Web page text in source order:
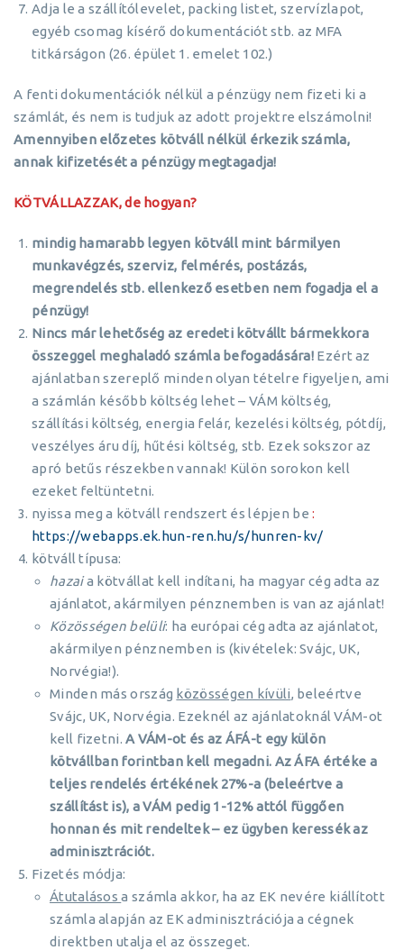
Adja le a szállítólevelet, packing listet, szervízlapot,
egyéb csomag kísérő dokumentációt stb. az MFA
titkárságon (26. épület 1. emelet 102.)
A fenti dokumentációk nélkül a pénzügy nem fizeti ki a
számlát, és nem is tudjuk az adott projektre elszámolni!
Amennyiben előzetes kötváll nélkül érkezik számla,
annak kifizetését a pénzügy megtagadja!
KÖTVÁLLAZZAK, de hogyan?
mindig hamarabb legyen kötváll mint bármilyen
munkavégzés, szerviz, felmérés, postázás,
megrendelés stb. ellenkező esetben nem fogadja el a
pénzügy!
Nincs már lehetőség az eredeti kötvállt bármekkora
összeggel meghaladó számla befogadására! Ezért az
ajánlatban szereplő minden olyan tételre figyeljen, ami
a számlán később költség lehet – VÁM költség,
szállítási költség, energia felár, kezelési költség, pótdíj,
veszélyes áru díj, hűtési költség, stb. Ezek sokszor az
apró betűs részekben vannak! Külön sorokon kell
ezeket feltüntetni.
nyissa meg a kötváll rendszert és lépjen be :
https://webapps.ek.hun-ren.hu/s/hunren-kv/
kötváll típusa:
hazaia kötvállat kell indítani, ha magyar cég adta az
ajánlatot, akármilyen pénznemben is van az ajánlat!
Közösségen belüli: ha európai cég adta az ajánlatot,
akármilyen pénznemben is (kivételek: Svájc, UK,
Norvégia!).
Minden más ország közösségen kívüli, beleértve
Svájc, UK, Norvégia. Ezeknél az ajánlatoknál VÁM-ot
kell fizetni.A VÁM-ot és az ÁFÁ-t egy külön
kötvállban forintban kell megadni. Az ÁFA értéke a
teljes rendelés értékének 27%-a (beleértve a
szállítást is), a VÁM pedig 1-12% attól függően
honnan és mit rendeltek – ez ügyben keressék az
adminisztrációt.
Fizetés módja:
Átutalásosa számla akkor, ha az EK nevére kiállított
számla alapján az EK adminisztrációja a cégnek
direktben utalja el az összeget.